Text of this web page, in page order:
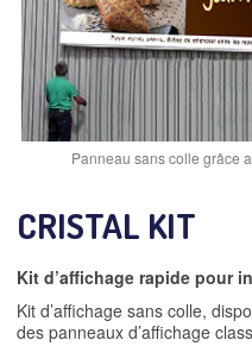
Panneau sans colle grâce
CRISTAL KIT
Kit d’affichage rapide pour
Kit d’affichage sans colle,
des panneaux d’affichage